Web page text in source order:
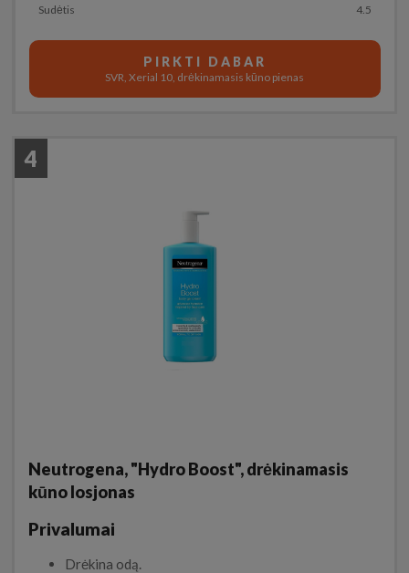
Sudėtis 4.5
PIRKTI DABAR
SVR, Xerial 10, drėkinamasis kūno pienas
4
Neutrogena, "Hydro Boost", drėkinamasis
kūno losjonas
Privalumai
Drėkina odą.